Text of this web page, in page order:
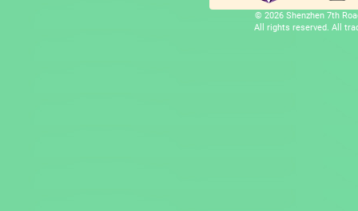
© 2026 Shenzhen 7th
All rights reserved. All